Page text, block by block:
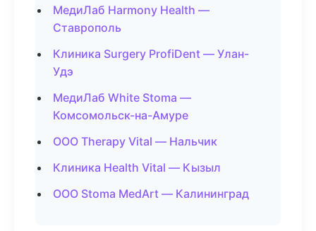
МедиЛаб Harmony Health —
Ставрополь
Клиника Surgery ProfiDent — Улан-
Удэ
МедиЛаб White Stoma —
Комсомольск-на-Амуре
ООО Therapy Vital — Нальчик
Клиника Health Vital — Кызыл
ООО Stoma MedArt — Калининград